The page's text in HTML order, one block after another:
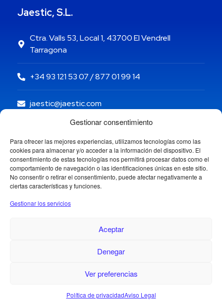
Gestionar consentimiento
Para ofrecer las mejores experiencias, utilizamos tecnologías como las
cookies para almacenar y/o acceder a la información del dispositivo. El
consentimiento de estas tecnologías nos permitirá procesar datos como el
comportamiento de navegación o las identificaciones únicas en este sitio.
No consentir o retirar el consentimiento, puede afectar negativamente a
ciertas características y funciones.
Gestionar los servicios
Aceptar
Denegar
Ver preferencias
Política de privacidadAviso Legal
Jaestic, S.L.
Ctra. Valls 53, Local 1, 43700 El Vendrell
Tarragona
+34 93 121 53 07 / 877 01 99 14
jaestic@jaestic.com
Copyright © 2024 Jaestic S.L. Todos los derechos
¿Necesitas ayuda?